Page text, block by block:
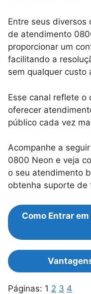
Entre seus diversos
de atendimento
proporcionar um
facilitando a
sem qualquer custo
Esse canal reflete o
oferecer
público cada vez
Acompanhe a
0800 Neon e veja
o seu atendimento
obtenha suporte de
Como Entrar
Páginas: 1 2 3 4